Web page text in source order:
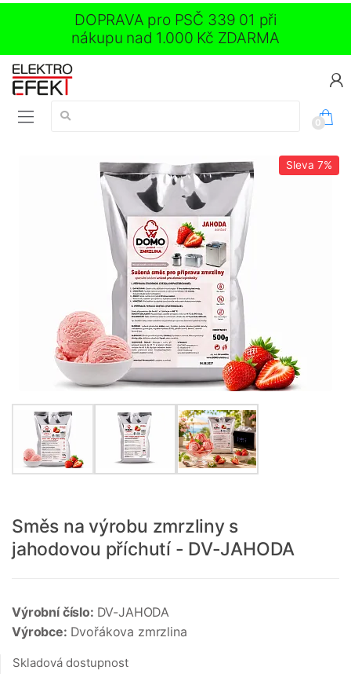
DOPRAVA pro PSČ 339 01 při
nákupu nad 1.000 Kč ZDARMA
Vyhledávání:
0
Sleva 7%
Směs na výrobu zmrzliny s
jahodovou příchutí - DV-JAHODA
Výrobní číslo: DV-JAHODA
Výrobce: Dvořákova zmrzlina
Skladová dostupnost